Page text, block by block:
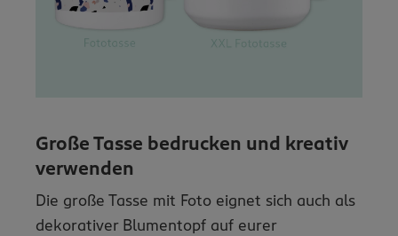
Große Tasse bedrucken und kreativ
verwenden
Die große Tasse mit Foto eignet sich auch als
dekorativer Blumentopf auf eurer